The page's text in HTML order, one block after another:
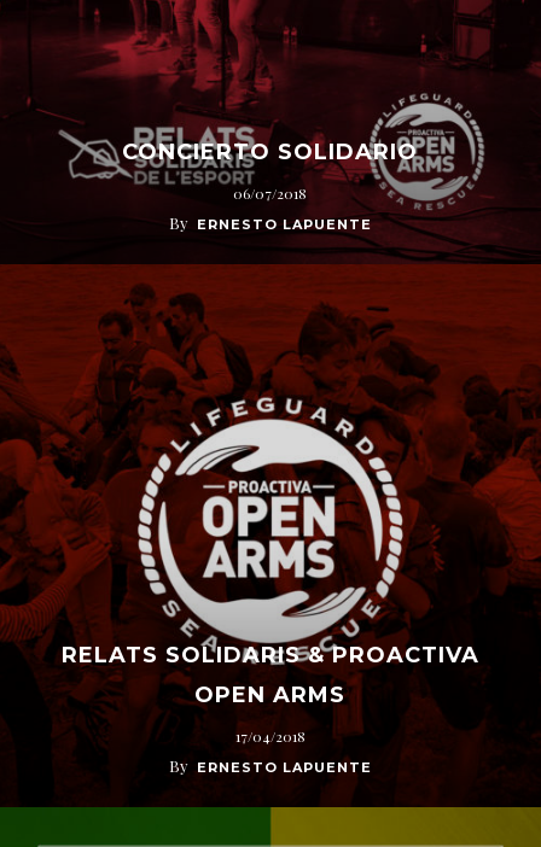
CONCIERTO SOLIDARIO
06/07/2018
By ERNESTO LAPUENTE
RELATS SOLIDARIS & PROACTIVA
OPEN ARMS
17/04/2018
By ERNESTO LAPUENTE